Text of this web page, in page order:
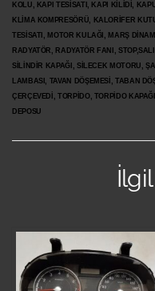
KOLU, KAPI TESİSATI, KAPI KİLİDİ,
KLİMA KOMPRESÖRÜ, KALORİFER
TESİSATI, MOTOR KULAĞI, MARŞ
RADYATÖR, RADYATÖR FANI,
SİLİNDİR KAPAĞI, SİLECEK MOTORU,
LAMBASI, TAVAN DÖŞEMESİ, TABAN
ÇERÇEVEDİ, TORPİDO, TORPİDO
DEPOSU